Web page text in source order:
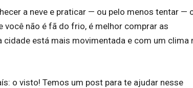
a neve e praticar — ou pelo menos tentar —
você não é fã do frio, é melhor comprar as
cidade está mais movimentada e com um clima
o visto! Temos um post para te ajudar nesse